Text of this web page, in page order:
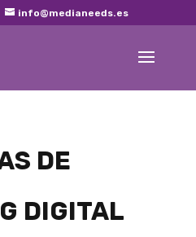
info@medianeeds.es
DE
DIGITAL